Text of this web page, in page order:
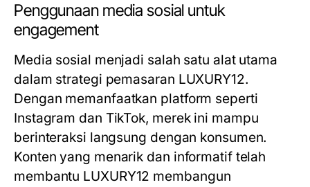
Penggunaan media sosial untuk
engagement
Media sosial menjadi salah satu alat utama
dalam strategi pemasaran LUXURY12.
Dengan memanfaatkan platform seperti
Instagram dan TikTok, merek ini mampu
berinteraksi langsung dengan konsumen.
Konten yang menarik dan informatif telah
membantu LUXURY12 membangun